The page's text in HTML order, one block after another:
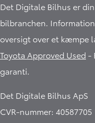
Det Digitale Bilhus er
bilbranchen.
oversigt over et kæmpe
Toyota Approved Used -
garanti.​
Det Digitale Bilhus ApS
CVR-nummer: 40587705